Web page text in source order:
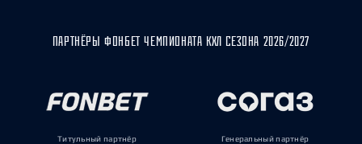
ПАРТНЁРЫ ФОНБЕТ ЧЕМПИОНАТА КХЛ СЕЗОНА 2026/2027
Титульный партнёр Генеральный партнёр